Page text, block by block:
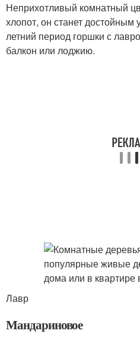
Неприхотливый комнатный
хлопот, он станет
летний период горшки с
балкон или лоджию.
Лавр
Мандариновое